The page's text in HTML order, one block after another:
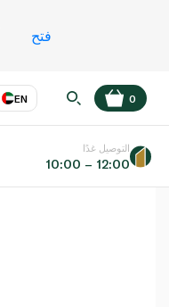
فتح
EN
عر
0
التوصيل غدًا
10:00 – 12:00